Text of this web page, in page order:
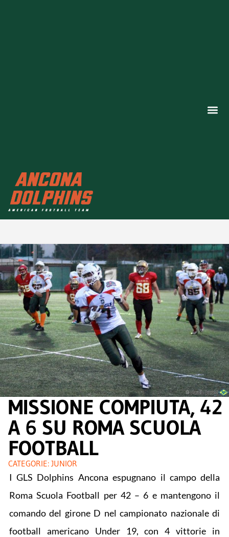
MISSIONE COMPIUTA, 42
A 6 SU ROMA SCUOLA
FOOTBALL
CATEGORIE: JUNIOR
I GLS Dolphins Ancona espugnano il campo della
Roma Scuola Football per 42 – 6 e mantengono il
comando del girone D nel campionato nazionale di
football americano Under 19, con 4 vittorie in